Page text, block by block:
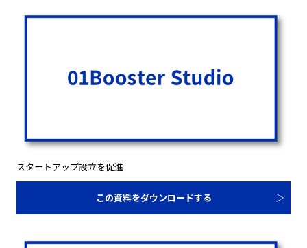
スタートアップ設立を促進
この資料をダウンロードする